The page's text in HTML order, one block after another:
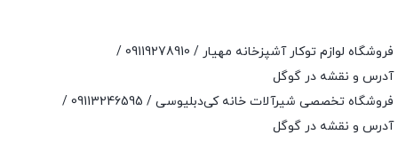
فروشگاه لوازم توکار آشپزخانه مهیار / 09119278910
/
آدرس و نقشه در گوگل
فروشگاه تخصصی شیرآلات خانه کی‌دبلیوسی / 09113246595
/
آدرس و نقشه در گوگل